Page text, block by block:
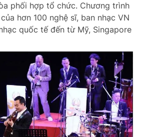
phối hợp tổ chức. Chương trình
hơn 100 nghệ sĩ, ban nhạc VN
quốc tế đến từ Mỹ, Singapore